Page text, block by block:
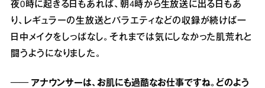
夜0時に起きる日もあれば、朝4時から生放送に出る日もあ
り、レギュラーの生放送とバラエティなどの収録が続けば一
日中メイクをしっぱなし。それまでは気にしなかった肌荒れと
闘うようになりました。
── アナウンサーは、お肌にも過酷なお仕事ですね。どのよう